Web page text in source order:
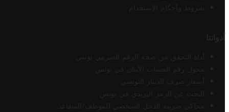
شروط وأحكام الاستخدام
أدواتنا
أداة التحقق من صحة الرقم الضريبي تونس
محول رقم الحساب الآيبان في تونس
أسعار صرف الدينار التونسي
البحث عن الرمز البريدي في تونس
محاكي ضريبة الدخل الشخصي للموظف/المتقاعد